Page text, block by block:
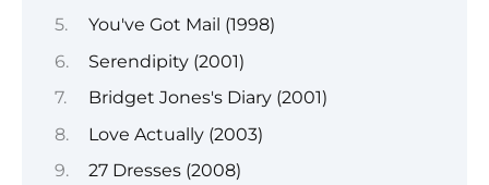
You've Got Mail (1998)
Serendipity (2001)
Bridget Jones's Diary (2001)
Love Actually (2003)
27 Dresses (2008)